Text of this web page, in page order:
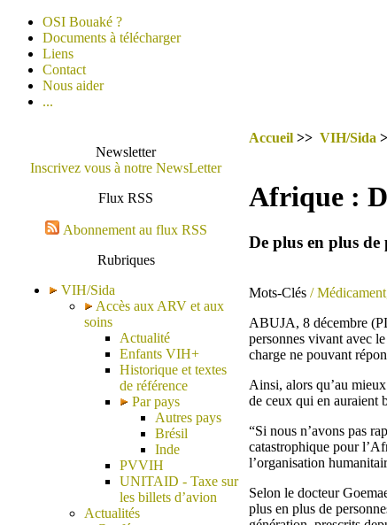
OSI Bouaké ?
Documents à télécharger
Liens
Contact
Nous aider
...
Newsletter
Inscrivez vous à notre NewsLetter
Flux RSS
Abonnement au flux RSS
Rubriques
VIH/Sida
Accès aux ARV et aux
soins
Actualité
Enfants VIH+
Historique et textes
de référence
Par pays
Autres pays
Brésil
Inde
PVVIH
UNITAID - Taxe sur
les billets d’avion
Actualités
Accueil >> VIH/Sida
Afrique :
De plus en plus
Mots-Clés /
ABUJA, 8 décembre
personnes vivant avec
charge ne pouvant
Ainsi, alors qu’au
de ceux qui en auraient
“Si nous n’avons pas
catastrophique pour
l’organisation
Selon le docteur
plus en plus de